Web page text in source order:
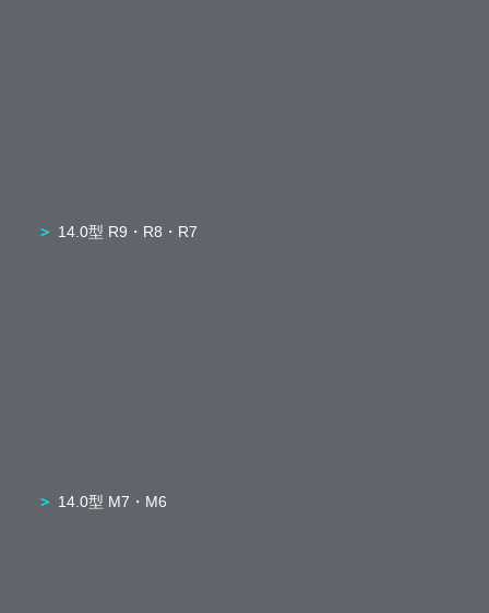
14.0型 R9・R8・R7
14.0型 M7・M6